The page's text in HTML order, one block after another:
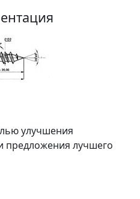
улучшения
предложения лучшего